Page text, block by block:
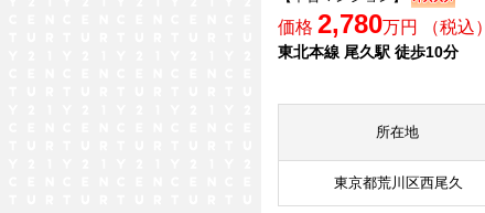
価格 2,780万円 （税込）
東北本線 尾久駅 徒歩10分
所在地
東京都荒川区西尾久